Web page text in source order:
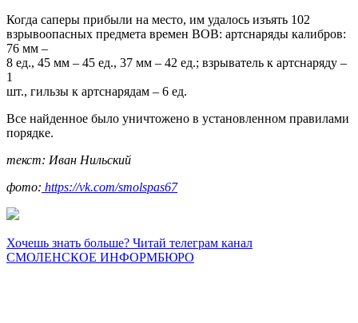
Когда саперы прибыли на место, им удалось изъять 102
взрывоопасных предмета времен ВОВ: артснаряды калибров:
76 мм –
8 ед., 45 мм – 45 ед., 37 мм – 42 ед.; взрыватель к артснаряду –
1
шт., гильзы к артснарядам – 6 ед.
Все найденное было уничтожено в установленном правилами
порядке.
текст: Иван Нильский
фото: https://vk.com/smolspas67
Хочешь знать больше? Читай телеграм канал
СМОЛЕНСКОЕ ИНФОРМБЮРО